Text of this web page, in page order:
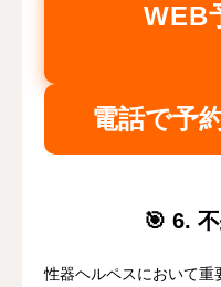
WEB
電話で予
🎯 6.
性器ヘルペスにおいて